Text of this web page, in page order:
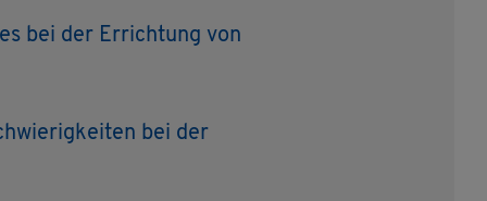
bei der Er­rich­tung von
bei der